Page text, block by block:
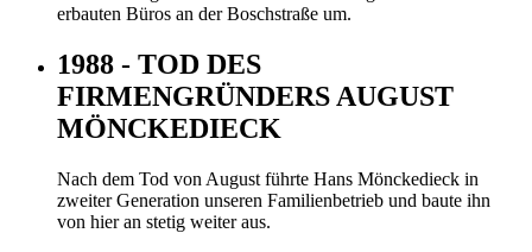
erbauten Büros an der Boschstraße um.
1988 - TOD DES
FIRMENGRÜNDERS AUGUST
MÖNCKEDIECK
Nach dem Tod von August führte Hans Mönckedieck in
zweiter Generation unseren Familienbetrieb und baute ihn
von hier an stetig weiter aus.